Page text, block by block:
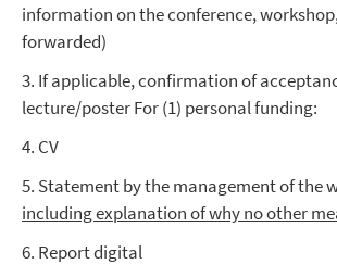
information on the conference,
forwarded)
3. If applicable, confirmation of
lecture/poster For (1) personal funding:
4. CV
5. Statement by the management of the
including explanation of why no other
6. Report digital